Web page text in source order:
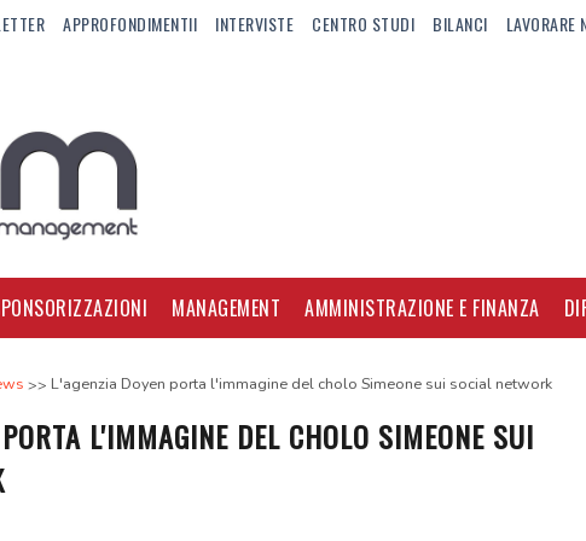
APPROFONDIMENTII INTERVISTE CENTRO STUDI BILANCI LAVORARE
MANAGEMENT AMMINISTRAZIONE E FINANZA
L'agenzia Doyen porta l'immagine del cholo Simeone sui social network
L'IMMAGINE DEL CHOLO SIMEONE SUI